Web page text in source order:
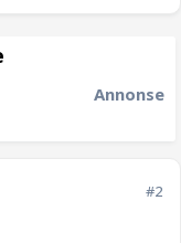
Annonse
#2